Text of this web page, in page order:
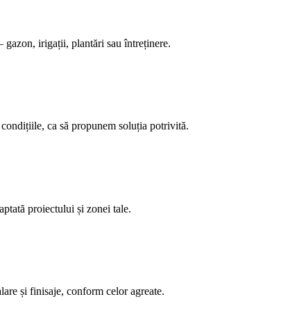
irigații, plantări sau întreținere.
ca să propunem soluția potrivită.
proiectului și zonei tale.
și finisaje, conform celor agreate.